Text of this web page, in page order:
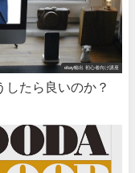
ebay輸出 初心者向け講座
したら良いのか？